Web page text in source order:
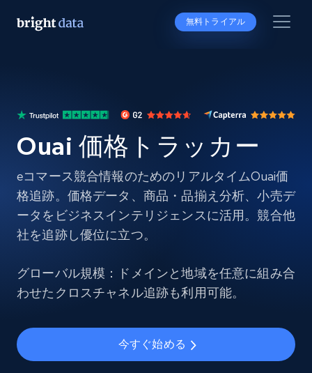
無料トライアル
Ouai 価格トラッカー
eコマース競合情報のためのリアルタイムOuai価
格追跡。価格データ、商品・品揃え分析、小売デ
ータをビジネスインテリジェンスに活用。競合他
社を追跡し優位に立つ。
グローバル規模：ドメインと地域を任意に組み合
わせたクロスチャネル追跡も利用可能。
今すぐ始める